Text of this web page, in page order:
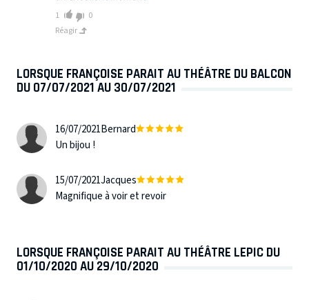
1
0
Réagir
LORSQUE FRANÇOISE PARAIT AU THÉÂTRE DU BALCON
DU 07/07/2021 AU 30/07/2021
16/07/2021Bernard
Un bijou !
15/07/2021Jacques
Magnifique à voir et revoir
LORSQUE FRANÇOISE PARAIT AU THÉÂTRE LEPIC DU
01/10/2020 AU 29/10/2020